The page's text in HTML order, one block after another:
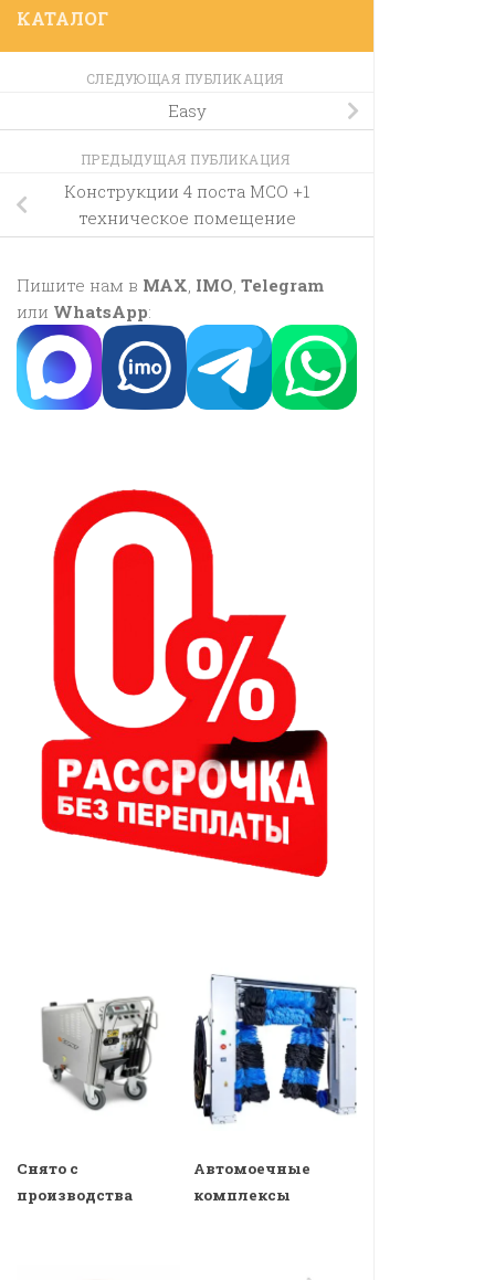
КАТАЛОГ
СЛЕДУЮЩАЯ ПУБЛИКАЦИЯ
Easy
ПРЕДЫДУЩАЯ ПУБЛИКАЦИЯ
Конструкции 4 поста МСО +1
техническое помещение
Пишите нам в MAX IMO Telegram
или WhatsApp:
Снято с
производства
Автомоечные
комплексы